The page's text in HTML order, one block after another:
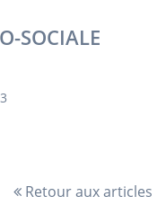
SOCIALE
Retour aux articles